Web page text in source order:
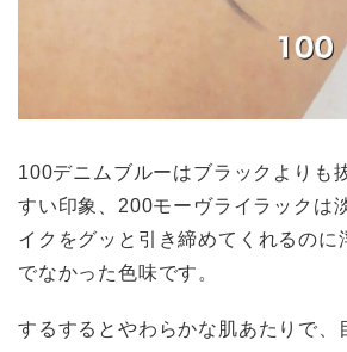
100デニムブルーはブラックよりも
すい印象、200モーヴライラックは
イクをグッと引き締めてくれるのに
でなかった色味です。
するするとやわらかな肌あたりで、